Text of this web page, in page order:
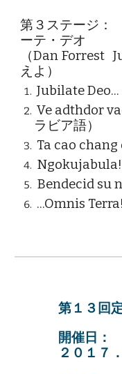
第３ステージ：
ーテ・デオ
（Dan Forrest
えよ）
Jubilate
Ve adthdor
ラビア語）
Ta cao chang
Bendecid su
...Omnis
第１３回
開催日：
２０１７